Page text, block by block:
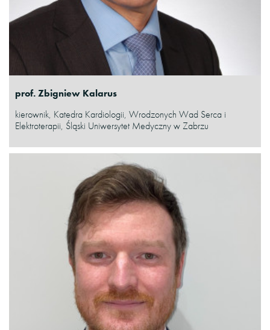
prof. Zbigniew Kalarus
kierownik, Katedra Kardiologii, Wrodzonych Wad Serca i
Elektroterapii, Śląski Uniwersytet Medyczny w Zabrzu